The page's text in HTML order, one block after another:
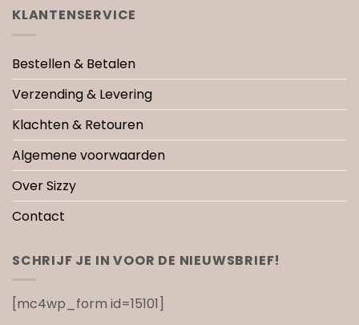
KLANTENSERVICE
Bestellen & Betalen
Verzending & Levering
Klachten & Retouren
Algemene voorwaarden
Over Sizzy
Contact
SCHRIJF JE IN VOOR DE NIEUWSBRIEF!
[mc4wp_form id=15101]